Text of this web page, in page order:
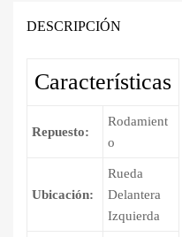
Bs.920.00.
Toyota
-
cantidad
DESCRIPCIÓN
Características
Repuesto:
Rodamient
o
Ubicación:
Rueda
Delantera
Izquierda